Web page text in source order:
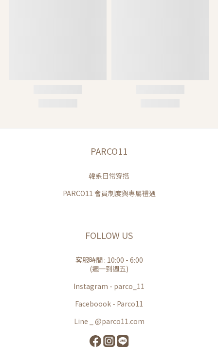
PARCO11
韓系日常穿搭
PARCO11 會員制度與專屬禮遇
FOLLOW US
客服時間 : 10:00 - 6:00
(週一到週五)
Instagram - parco_11
Faceboook - Parco11
Line _ @parco11.com